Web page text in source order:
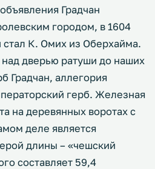
Градчан
городом, в 1604
стал К. Омих из Оберхайма.
дверью ратуши до наших
Градчан, аллегория
герб. Железная
на деревянных воротах с
деле является
длины – «чешский
составляет 59,4